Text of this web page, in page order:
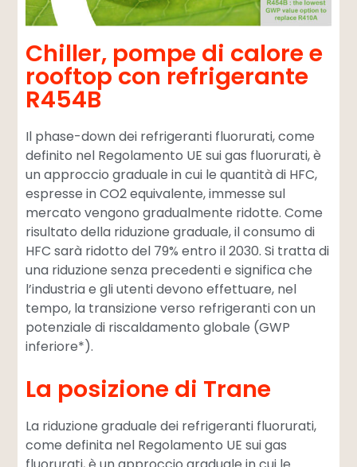
Chiller, pompe di calore e
rooftop con refrigerante
R454B
Il phase-down dei refrigeranti fluorurati, come
definito nel Regolamento UE sui gas fluorurati, è
un approccio graduale in cui le quantità di HFC,
espresse in CO2 equivalente, immesse sul
mercato vengono gradualmente ridotte. Come
risultato della riduzione graduale, il consumo di
HFC sarà ridotto del 79% entro il 2030. Si tratta di
una riduzione senza precedenti e significa che
l’industria e gli utenti devono effettuare, nel
tempo, la transizione verso refrigeranti con un
potenziale di riscaldamento globale (GWP
inferiore*).
La posizione di Trane
La riduzione graduale dei refrigeranti fluorurati,
come definita nel Regolamento UE sui gas